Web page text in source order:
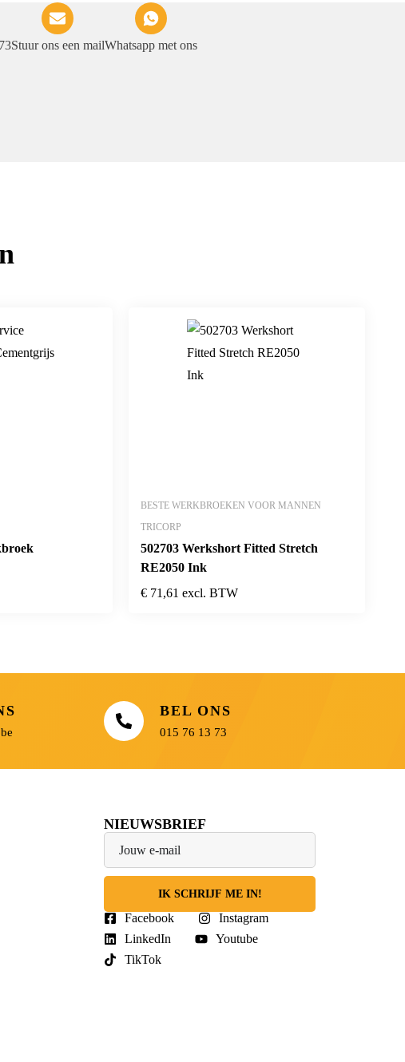
Stuur ons een mailWhatsapp met ons
BESTE WERKBROEKEN VOOR MANNEN
TRICORP
502703 Werkshort Fitted Stretch
RE2050 Ink
€ 71,61 excl. BTW
BEL ONS
015 76 13 73
NIEUWSBRIEF
IK SCHRIJF ME IN!
Facebook
Instagram
LinkedIn
Youtube
TikTok